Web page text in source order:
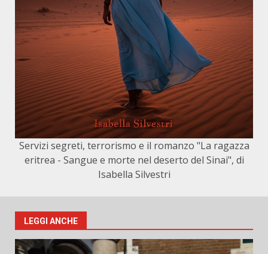
Servizi segreti, terrorismo e il romanzo "La ragazza
eritrea - Sangue e morte nel deserto del Sinai", di
Isabella Silvestri
LEGGI ANCHE